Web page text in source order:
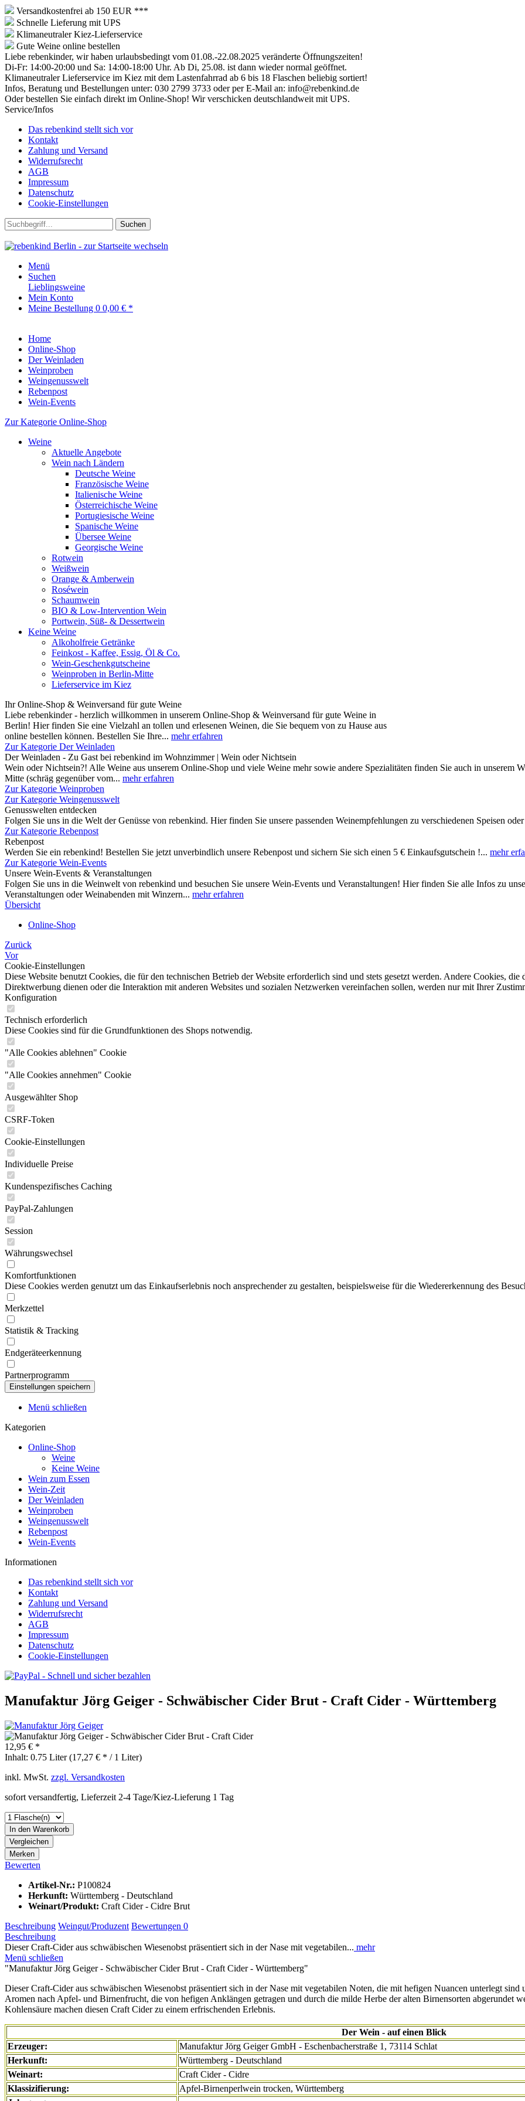
Versandkostenfrei ab 150 EUR ***
Schnelle Lieferung mit UPS
Klimaneutraler Kiez-Lieferservice
Gute Weine online bestellen
Liebe rebenkinder, wir haben urlaubsbedingt vom 01.08.-22.08.2025 veränderte Öffnungszeiten!
Di-Fr: 14:00-20:00 und Sa: 14:00-18:00 Uhr. Ab Di, 25.08. ist dann wieder normal geöffnet.
Klimaneutraler Lieferservice im Kiez mit dem Lastenfahrrad ab 6 bis 18 Flaschen beliebig sortiert!
Infos, Beratung und Bestellungen unter: 030 2799 3733 oder per E-Mail an: info@rebenkind.de
Oder bestellen Sie einfach direkt im Online-Shop! Wir verschicken deutschlandweit mit UPS.
Service/Infos
Das rebenkind stellt sich vor
Kontakt
Zahlung und Versand
Widerrufsrecht
AGB
Impressum
Datenschutz
Cookie-Einstellungen
Suchen
Menü
Suchen
Lieblingsweine
Mein Konto
Meine Bestellung 0 0,00 € *
Home
Online-Shop
Der Weinladen
Weinproben
Weingenusswelt
Rebenpost
Wein-Events
Zur Kategorie Online-Shop
Weine
Aktuelle Angebote
Wein nach Ländern
Deutsche Weine
Französische Weine
Italienische Weine
Österreichische Weine
Portugiesische Weine
Spanische Weine
Übersee Weine
Georgische Weine
Rotwein
Weißwein
Orange & Amberwein
Roséwein
Schaumwein
BIO & Low-Intervention Wein
Portwein, Süß- & Dessertwein
Keine Weine
Alkoholfreie Getränke
Feinkost - Kaffee, Essig, Öl & Co.
Wein-Geschenkgutscheine
Weinproben in Berlin-Mitte
Lieferservice im Kiez
Ihr Online-Shop & Weinversand für gute Weine
Liebe rebenkinder - herzlich willkommen in unserem Online-Shop & Weinversand für gute Weine in
Berlin! Hier finden Sie eine Vielzahl an tollen und erlesenen Weinen, die Sie bequem von zu Hause aus
online bestellen können. Bestellen Sie Ihre... mehr erfahren
Zur Kategorie Der Weinladen
Der Weinladen - Zu Gast bei rebenkind im Wohnzimmer | Wein oder Nichtsein
Wein oder Nichtsein?! Alle Weine aus unserem Online-Shop und viele Weine mehr sowie andere Spezialitäten finden Sie auch in
Mitte (schräg gegenüber vom... mehr erfahren
Zur Kategorie Weinproben
Zur Kategorie Weingenusswelt
Genusswelten entdecken
Folgen Sie uns in die Welt der Genüsse von rebenkind. Hier finden Sie unsere passenden Weinempfehlungen zu verschiedenen Speisen
Zur Kategorie Rebenpost
Rebenpost
Werden Sie ein rebenkind! Bestellen Sie jetzt unverbindlich unsere Rebenpost und sichern Sie sich einen 5 € Einkaufsgutschein !... mehr
Zur Kategorie Wein-Events
Unsere Wein-Events & Veranstaltungen
Folgen Sie uns in die Weinwelt von rebenkind und besuchen Sie unsere Wein-Events und Veranstaltungen! Hier finden Sie alle Infos zu
Veranstaltungen oder Weinabenden mit Winzern... mehr erfahren
Übersicht
Online-Shop
Zurück
Vor
Cookie-Einstellungen
Diese Website benutzt Cookies, die für den technischen Betrieb der Website erforderlich sind und stets gesetzt werden. Andere Cookies,
Direktwerbung dienen oder die Interaktion mit anderen Websites und sozialen Netzwerken vereinfachen sollen, werden nur mit Ihrer
Konfiguration
Technisch erforderlich
Diese Cookies sind für die Grundfunktionen des Shops notwendig.
"Alle Cookies ablehnen" Cookie
"Alle Cookies annehmen" Cookie
Ausgewählter Shop
CSRF-Token
Cookie-Einstellungen
Individuelle Preise
Kundenspezifisches Caching
PayPal-Zahlungen
Session
Währungswechsel
Komfortfunktionen
Diese Cookies werden genutzt um das Einkaufserlebnis noch ansprechender zu gestalten, beispielsweise für die Wiedererkennung des
Merkzettel
Statistik & Tracking
Endgeräteerkennung
Partnerprogramm
Menü schließen
Kategorien
Online-Shop
Weine
Keine Weine
Wein zum Essen
Wein-Zeit
Der Weinladen
Weinproben
Weingenusswelt
Rebenpost
Wein-Events
Informationen
Das rebenkind stellt sich vor
Kontakt
Zahlung und Versand
Widerrufsrecht
AGB
Impressum
Datenschutz
Cookie-Einstellungen
Manufaktur Jörg Geiger - Schwäbischer Cider Brut - Craft Cider - Württemberg
12,95 € *
Inhalt: 0.75 Liter (17,27 € * / 1 Liter)
inkl. MwSt. zzgl. Versandkosten
sofort versandfertig, Lieferzeit 2-4 Tage/Kiez-Lieferung 1 Tag
In den Warenkorb
Vergleichen
Merken
Bewerten
Artikel-Nr.: P100824
Herkunft: Württemberg - Deutschland
Weinart/Produkt: Craft Cider - Cidre Brut
Beschreibung Weingut/Produzent Bewertungen 0
Beschreibung
Dieser Craft-Cider aus schwäbischen Wiesenobst präsentiert sich in der Nase mit vegetabilen... mehr
Menü schließen
"Manufaktur Jörg Geiger - Schwäbischer Cider Brut - Craft Cider - Württemberg"
Dieser Craft-Cider aus schwäbischen Wiesenobst präsentiert sich in der Nase mit vegetabilen Noten, die mit hefigen Nuancen unterlegt
Aromen nach Apfel- und Birnenfrucht, die von hefigen Anklängen getragen und durch die milde Herbe der alten Birnensorten abgerundet
Kohlensäure machen diesen Craft Cider zu einem erfrischenden Erlebnis.
Der Wein - auf einen Blick
Erzeuger:
Manufaktur Jörg Geiger GmbH - Eschenbacherstraße 1, 73114 Schlat
Herkunft:
Württemberg - Deutschland
Weinart:
Craft Cider - Cidre
Klassizifierung:
Apfel-Birnenperlwein trocken, Württemberg